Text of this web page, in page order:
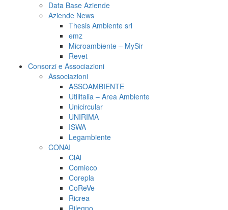
Data Base Aziende
Aziende News
Thesis Ambiente srl
emz
Microambiente – MySir
Revet
Consorzi e Associazioni
Associazioni
ASSOAMBIENTE
Utilitalia – Area Ambiente
Unicircular
UNIRIMA
ISWA
Legambiente
CONAI
CiAl
Comieco
Corepla
CoReVe
Ricrea
Rilegno